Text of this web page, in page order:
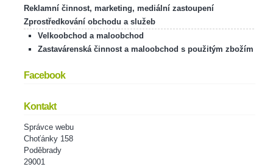
Reklamní činnost, marketing, mediální zastoupení
Zprostředkování obchodu a služeb
Velkoobchod a maloobchod
Zastavárenská činnost a maloobchod s použitým zbožím
Facebook
Kontakt
Správce webu
Choťánky 158
Poděbrady
29001